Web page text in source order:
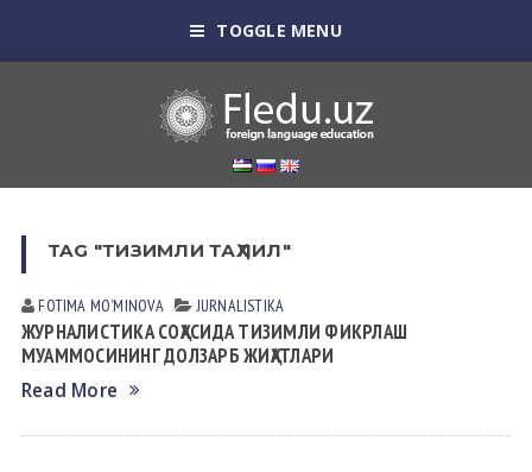
TOGGLE MENU
TAG "ТИЗИМЛИ ТАҲЛИЛ"
FOTIMA MOʼMINOVА JURNALISTIKA
ЖУРНАЛИСТИКА СОҲАСИДА ТИЗИМЛИ ФИКРЛАШ
МУАММОСИНИНГ ДОЛЗАРБ ЖИҲАТЛАРИ
Read More